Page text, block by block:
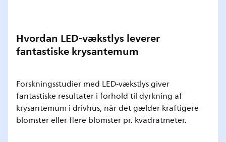
Hvordan LED-vækstlys leverer
fantastiske krysantemum
Forskningsstudier med LED-vækstlys giver
fantastiske resultater i forhold til dyrkning af
krysantemum i drivhus, når det gælder kraftigere
blomster eller flere blomster pr. kvadratmeter.